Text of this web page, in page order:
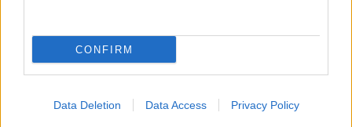
CONFIRM
Data Deletion Data Access Privacy Policy